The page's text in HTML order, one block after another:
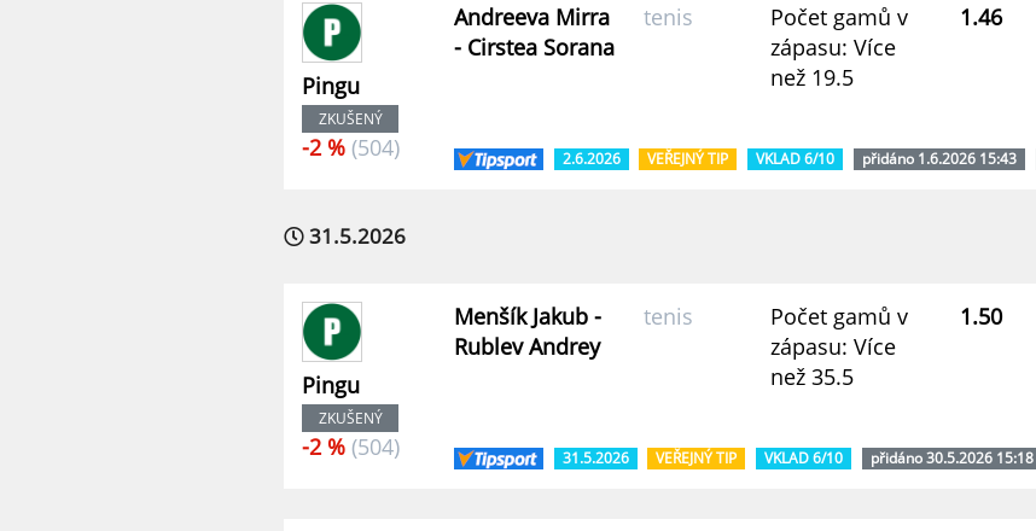
Pingu
ZKUŠENÝ
-2 % (504)
Andreeva Mirra
- Cirstea Sorana
tenis
Počet gamů v
zápasu: Více
než 19.5
1.46
2.6.2026 VEŘEJNÝ TIP VKLAD 6/10 přidáno 1.6.2026 15:43
31.5.2026
Pingu
ZKUŠENÝ
-2 % (504)
Menšík Jakub -
Rublev Andrey
tenis
Počet gamů v
zápasu: Více
než 35.5
1.50
31.5.2026 VEŘEJNÝ TIP VKLAD 6/10 přidáno 30.5.2026 15:18